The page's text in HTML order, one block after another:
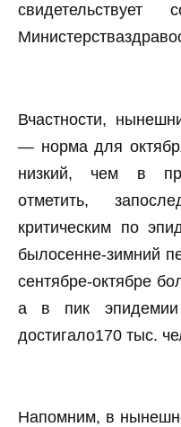
свидетельствует
Вчастности,
— норма для
низкий, чем в
отметить,
критическим по
былосенне-зимний
сентябре-октябре
а в пик эпидемии
достигало170 тыс.
Напомним, в